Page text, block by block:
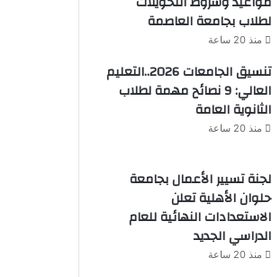
لطلاب بجامعة العاصمة
منذ 20 ساعة
تنسيق الجامعات 2026..التعليم
العالي: 9 نصائح مهمة لطلاب
الثانوية العامة
منذ 20 ساعة
لجنة تسيير الأعمال بجامعة
حلوان الأهلية تعلن
الاستعدادات النهائية للعام
الدراسي الجديد
منذ 20 ساعة